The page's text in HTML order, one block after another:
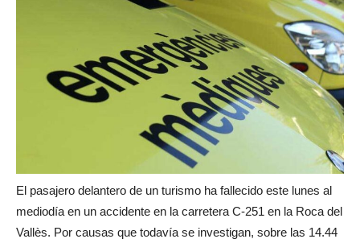
El pasajero delantero de un turismo ha fallecido este lunes al
mediodía en un accidente en la carretera C-251 en la Roca del
Vallès. Por causas que todavía se investigan, sobre las 14.44